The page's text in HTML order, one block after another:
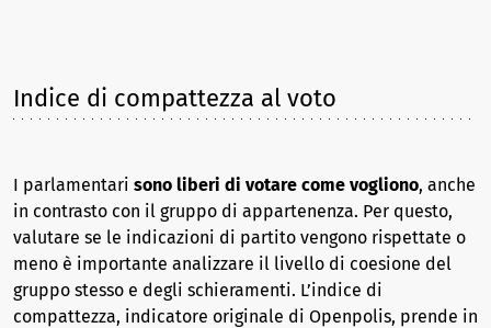
Indice di compattezza al voto
I parlamentari sono liberi di votare come vogliono, anche
in contrasto con il gruppo di appartenenza. Per questo,
valutare se le indicazioni di partito vengono rispettate o
meno è importante analizzare il livello di coesione del
gruppo stesso e degli schieramenti. L’indice di
compattezza, indicatore originale di Openpolis, prende in